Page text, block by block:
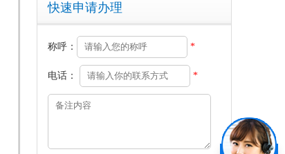
快速申请办理
称呼： *
电话： *